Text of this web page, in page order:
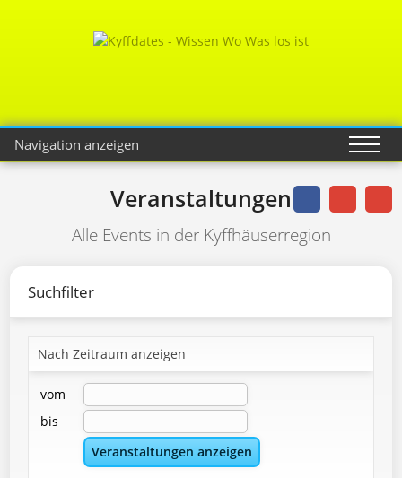
Navigation anzeigen
Veranstaltungen
Alle Events in der Kyffhäuserregion
Suchfilter
Nach Zeitraum anzeigen
vom
bis